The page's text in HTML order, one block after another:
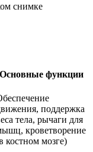
снимке
Основные функции
поддержка
тела, рычаги для
кроветворение
костном мозге)